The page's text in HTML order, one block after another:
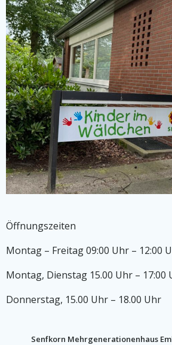
Öffnungszeiten
Montag – Freitag 09:00 Uhr – 12:00
Montag, Dienstag 15.00 Uhr – 17:00
Donnerstag, 15.00 Uhr – 18.00 Uhr
Senfkorn Mehrgenerationenhaus